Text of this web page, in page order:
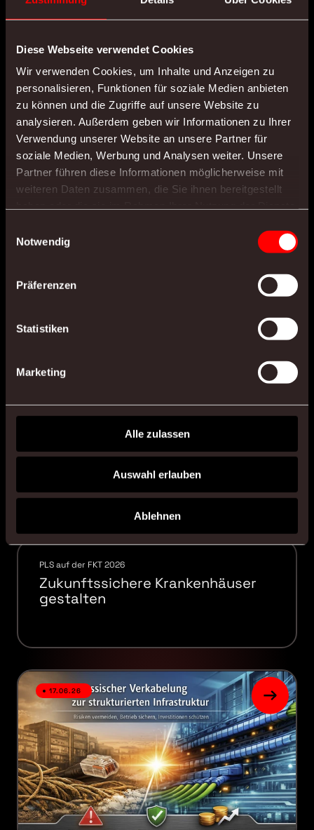
Diese Webseite verwendet Cookies
Wir verwenden Cookies, um Inhalte und Anzeigen zu
personalisieren, Funktionen für soziale Medien anbieten
zu können und die Zugriffe auf unsere Website zu
analysieren. Außerdem geben wir Informationen zu Ihrer
Verwendung unserer Website an unsere Partner für
soziale Medien, Werbung und Analysen weiter. Unsere
Partner führen diese Informationen möglicherweise mit
weiteren Daten zusammen, die Sie ihnen bereitgestellt
Notwendig
Präferenzen
Statistiken
Marketing
Alle zulassen
Auswahl erlauben
Ablehnen
Digitale Prozesse sind kein Technikprojekt – sie sind
stärken, Fachkräfte zu entlasten und
Bürgerzufriedenheit zu steigern. Wer jetzt handelt,
schafft nachhaltige Strukturen für eine
leistungsfähige, moderne Verwaltung und sichert
die Zukunftsfähigkeit der eigenen Organisation.
Jetzt vom Reden ins Machen: Lassen Sie uns Ihre
Prozesse gemeinsam digitalisieren!
0711-933033-12
WEITERE NEWS
PLS auf der FKT 2026
Zukunftssichere Krankenhäuser
gestalten
17.06.26